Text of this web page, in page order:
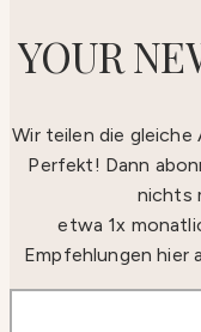
YOUR
Wir teilen die gleiche
Perfekt! Dann
nichts
etwa 1x
Empfehlungen hier